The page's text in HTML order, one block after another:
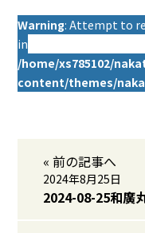
Warning: Attempt to
in
/home/xs785102/
content/themes/
« 前の記事へ
2024年8月25日
2024-08-25和廣